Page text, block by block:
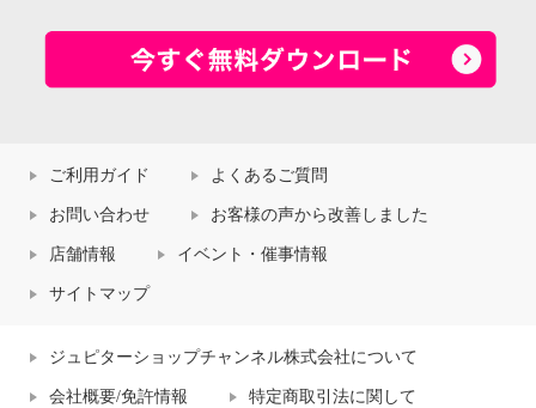
ご利用ガイド よくあるご質問
お問い合わせ お客様の声から改善しました
店舗情報 イベント・催事情報
サイトマップ
ジュピターショップチャンネル株式会社について
会社概要/免許情報 特定商取引法に関して